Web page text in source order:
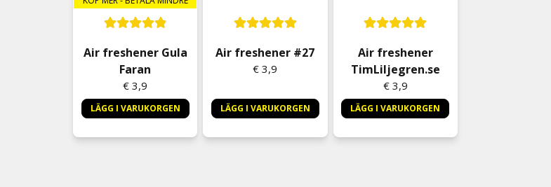
Air freshener Gula
Faran
€ 3,9
LÄGG I VARUKORGEN
Air freshener #27
€ 3,9
LÄGG I VARUKORGEN
Air freshener
TimLiljegren.se
€ 3,9
LÄGG I VARUKORGEN